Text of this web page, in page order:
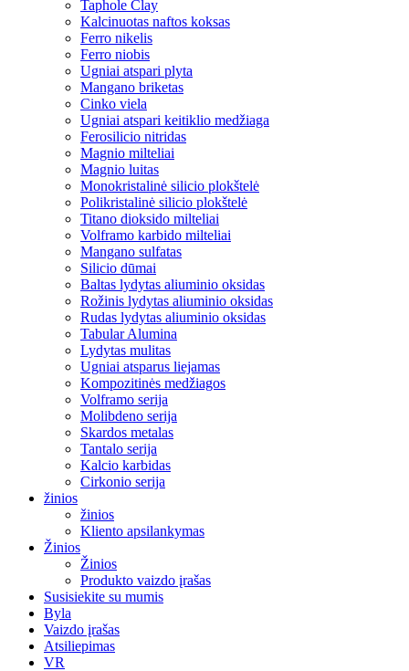
Taphole Clay
Kalcinuotas naftos koksas
Ferro nikelis
Ferro niobis
Ugniai atspari plyta
Mangano briketas
Cinko viela
Ugniai atspari keitiklio medžiaga
Ferosilicio nitridas
Magnio milteliai
Magnio luitas
Monokristalinė silicio plokštelė
Polikristalinė silicio plokštelė
Titano dioksido milteliai
Volframo karbido milteliai
Mangano sulfatas
Silicio dūmai
Baltas lydytas aliuminio oksidas
Rožinis lydytas aliuminio oksidas
Rudas lydytas aliuminio oksidas
Tabular Alumina
Lydytas mulitas
Ugniai atsparus liejamas
Kompozitinės medžiagos
Volframo serija
Molibdeno serija
Skardos metalas
Tantalo serija
Kalcio karbidas
Cirkonio serija
žinios
žinios
Kliento apsilankymas
Žinios
Žinios
Produkto vaizdo įrašas
Susisiekite su mumis
Byla
Vaizdo įrašas
Atsiliepimas
VR